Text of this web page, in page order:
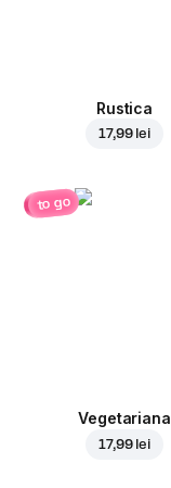
Rustica
17,99 lei
to go
Vegetariana
17,99 lei